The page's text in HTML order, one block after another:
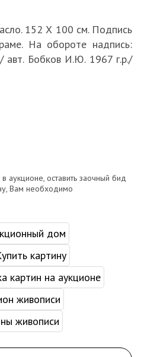
152 Х 100 см. Подпись
На обороте надпись:
Бобков И.Ю. 1967 г.р./
аукционе, оставить заочный бид
Вам необходимо
дом
картину
картин на аукционе
живописи
живописи